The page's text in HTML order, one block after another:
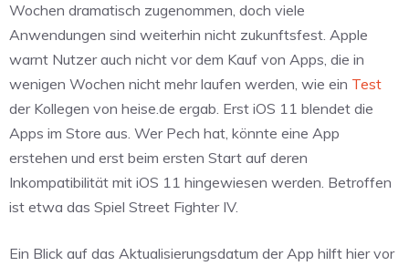
Wochen dramatisch zugenommen, doch viele
Anwendungen sind weiterhin nicht zukunftsfest. Apple
warnt Nutzer auch nicht vor dem Kauf von Apps, die in
wenigen Wochen nicht mehr laufen werden, wie ein Test
der Kollegen von heise.de ergab. Erst iOS 11 blendet die
Apps im Store aus. Wer Pech hat, könnte eine App
erstehen und erst beim ersten Start auf deren
Inkompatibilität mit iOS 11 hingewiesen werden. Betroffen
ist etwa das Spiel Street Fighter IV.
Ein Blick auf das Aktualisierungsdatum der App hilft hier vor